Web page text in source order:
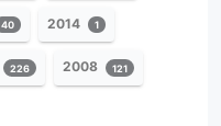
40 2014 1
226 2008 121